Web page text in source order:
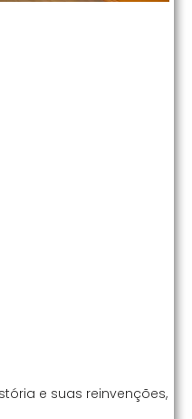
e suas reinvenções,